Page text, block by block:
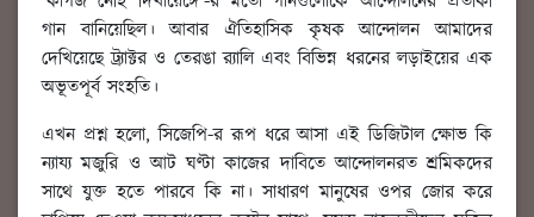
গান বানিয়েছিল। আবার ঐতিহাসিক কৃষক আন্দোলন আমাদের
দেখিয়েছে ট্র্যাক্টর ও তেরঙা র‍্যালি এবং বিভিন্ন ধরনের লড়াইয়ের এক
অভূতপূর্ব সংহতি।
এখন প্রশ্ন হলো, সিজেপি-র রূপ ধরে আসা এই ডিজিটাল ক্ষোভ কি
ন্যায্য মজুরি ও আট ঘণ্টা কাজের দাবিতে আন্দোলনরত শ্রমিকদের
সাথে যুক্ত হতে পারবে কি না। সাধারণ মানুষের ওপর জোর করে